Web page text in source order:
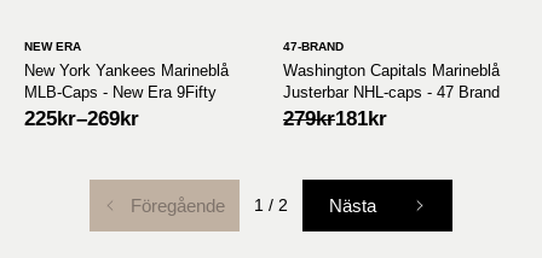
NEW ERA
New York Yankees Marineblå
MLB-Caps - New Era 9Fifty
225kr–269kr
47-BRAND
Washington Capitals Marineblå
Justerbar NHL-caps - 47 Brand
279kr
Opprinnelig
279kr.
181kr
Nåværende
181kr.
Föregående 1 / 2 Nästa